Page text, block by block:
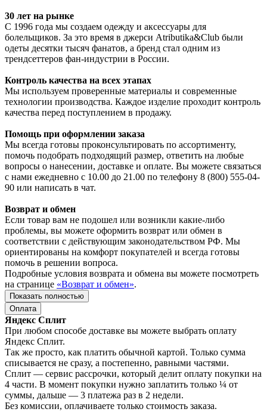
30 лет на рынке
С 1996 года мы создаем одежду и аксессуары для
болельщиков. За это время в джерси Atributika&Club были
одеты десятки тысяч фанатов, а бренд стал одним из
трендсеттеров фан-индустрии в России.
Контроль качества на всех этапах
Мы используем проверенные материалы и современные
технологии производства. Каждое изделие проходит контроль
качества перед поступлением в продажу.
Помощь при оформлении заказа
Мы всегда готовы проконсультировать по ассортименту,
помочь подобрать подходящий размер, ответить на любые
вопросы о нанесении, доставке и оплате. Вы можете связаться
с нами ежедневно с 10.00 до 21.00 по телефону 8 (800) 555-04-
90 или написать в чат.
Возврат и обмен
Если товар вам не подошел или возникли какие-либо
проблемы, вы можете оформить возврат или обмен в
соответствии с действующим законодательством РФ. Мы
ориентированы на комфорт покупателей и всегда готовы
помочь в решении вопроса.
Подробные условия возврата и обмена вы можете посмотреть
на странице «Возврат и обмен».
Показать полностью
Оплата
Яндекс Сплит
При любом способе доставке вы можете выбрать оплату
Яндекс Сплит.
Так же просто, как платить обычной картой. Только сумма
списывается не сразу, а постепенно, равными частями.
Сплит — сервис рассрочки, который делит оплату покупки на
4 части. В момент покупки нужно заплатить только ¼ от
суммы, дальше — 3 платежа раз в 2 недели.
Без комиссии, оплачиваете только стоимость заказа.